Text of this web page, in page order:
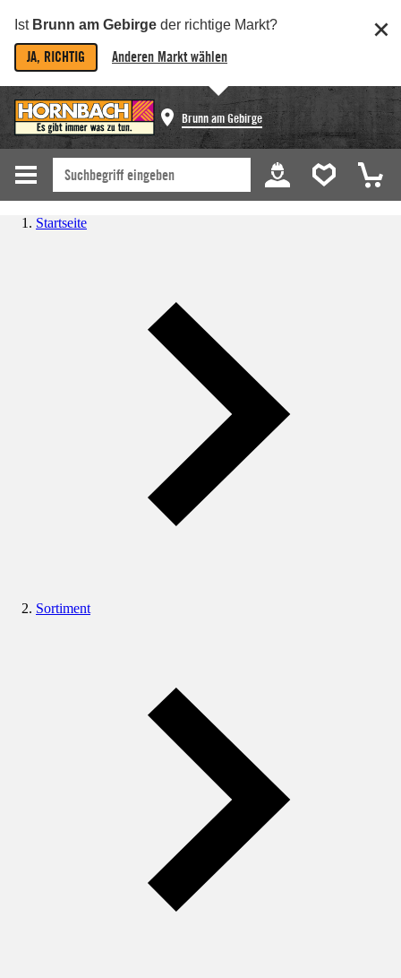
Ist Brunn am Gebirge der richtige Markt?
JA, RICHTIG Anderen Markt wählen
Brunn am Gebirge
Startseite
Sortiment